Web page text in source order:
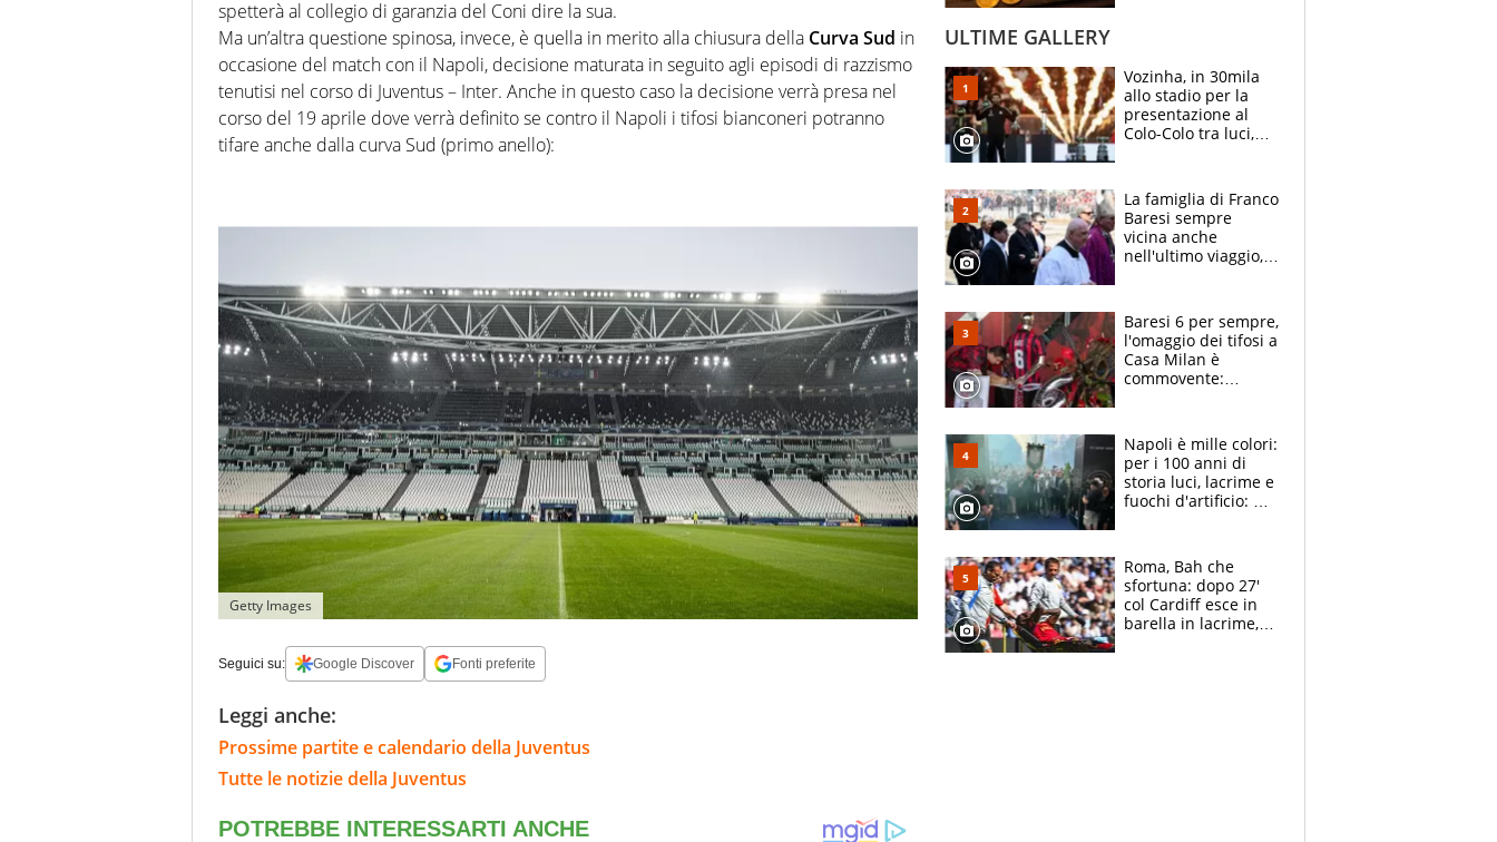
CONTATTI
spetterà al collegio di garanzia del Coni dire la sua.
Ma un’altra questione spinosa, invece, è quella in merito alla chiusura della Curva Sud in
occasione del match con il Napoli, decisione maturata in seguito agli episodi di razzismo
tenutisi nel corso di Juventus – Inter. Anche in questo caso la decisione verrà presa nel
corso del 19 aprile dove verrà definito se contro il Napoli i tifosi bianconeri potranno
tifare anche dalla curva Sud (primo anello):
Getty Images
Seguici su: Google Discover Fonti preferite
Leggi anche:
Prossime partite e calendario della Juventus
Tutte le notizie della Juventus
ULTIME GALLERY
Vozinha, in 30mila
allo stadio per la
presentazione al
Colo-Colo tra luci,
La famiglia di Franco
Baresi sempre
vicina anche
nell'ultimo viaggio,
circondati
dall'affetto dei tifosi
Baresi 6 per sempre,
l'omaggio dei tifosi a
Casa Milan è
commovente:
bigliettini
Napoli è mille colori:
per i 100 anni di
storia luci, lacrime e
fuochi d'artificio: De
Roma, Bah che
sfortuna: dopo 27'
col Cardiff esce in
barella in lacrime,